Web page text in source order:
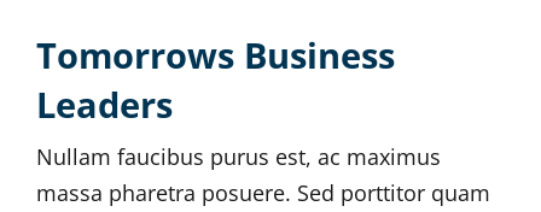
Tomorrows Business
Leaders
Nullam faucibus purus est, ac maximus
massa pharetra posuere. Sed porttitor quam